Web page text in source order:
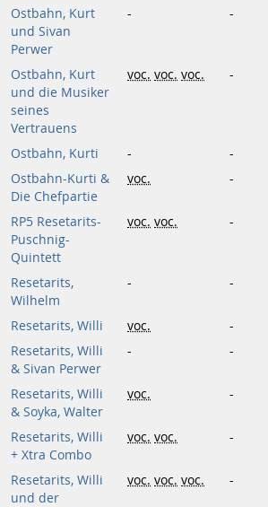
Ostbahn, Kurt
und Sivan
Perwer
- -
Ostbahn, Kurt
und die Musiker
seines
Vertrauens
voc. voc. voc. -
Ostbahn, Kurti - -
Ostbahn-Kurti &
Die Chefpartie
voc. -
RP5 Resetarits-
Puschnig-
Quintett
voc. voc. -
Resetarits,
Wilhelm
- -
Resetarits, Willi voc. -
Resetarits, Willi
& Sivan Perwer
- -
Resetarits, Willi
& Soyka, Walter
voc. -
Resetarits, Willi
+ Xtra Combo
voc. voc. -
Resetarits, Willi
und der
voc. voc. voc. -